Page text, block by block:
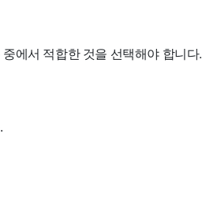
에서 적합한 것을 선택해야 합니다.